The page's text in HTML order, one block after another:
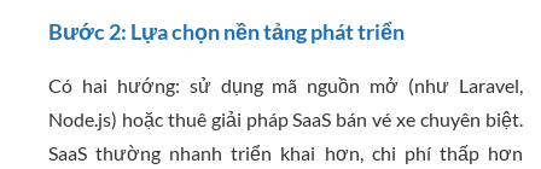
Bước 2: Lựa chọn nền tảng phát triển
Có hai hướng: sử dụng mã nguồn mở (như Laravel,
Node.js) hoặc thuê giải pháp SaaS bán vé xe chuyên biệt.
SaaS thường nhanh triển khai hơn, chi phí thấp hơn